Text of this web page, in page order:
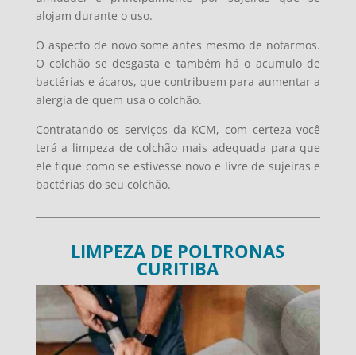
alojam durante o uso.
O aspecto de novo some antes mesmo de notarmos.
O colchão se desgasta e também há o acumulo de
bactérias e ácaros, que contribuem para aumentar a
alergia de quem usa o colchão.
Contratando os serviços da KCM, com certeza você
terá a limpeza de colchão mais adequada para que
ele fique como se estivesse novo e livre de sujeiras e
bactérias do seu colchão.
LIMPEZA DE POLTRONAS
CURITIBA